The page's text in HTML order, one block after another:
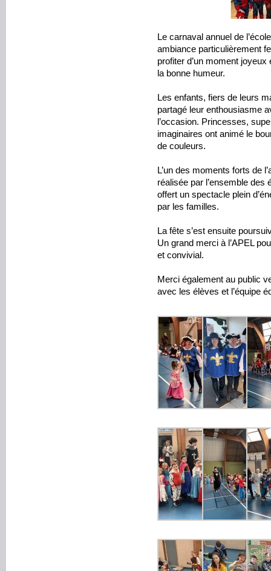
Le carnaval annuel de
ambiance particulièrement
profiter d’un moment
la bonne humeur.
Les enfants, fiers de leurs
partagé leur enthousiasme
l’occasion. Princesses,
imaginaires ont animé le
de couleurs.
L’un des moments forts de
réalisée par l’ensemble
offert un spectacle plein
par les familles.
La fête s’est ensuite
Un grand merci à l’APEL
et convivial.
Merci également au public
avec les élèves et l’équipe